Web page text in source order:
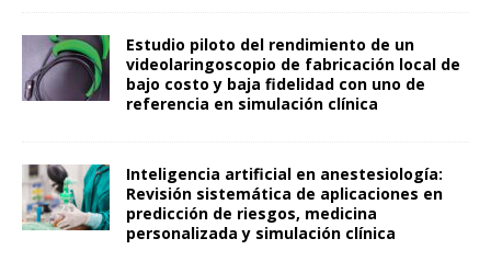
Estudio piloto del rendimiento de un
videolaringoscopio de fabricación local de
bajo costo y baja fidelidad con uno de
referencia en simulación clínica
Inteligencia artificial en anestesiología:
Revisión sistemática de aplicaciones en
predicción de riesgos, medicina
personalizada y simulación clínica